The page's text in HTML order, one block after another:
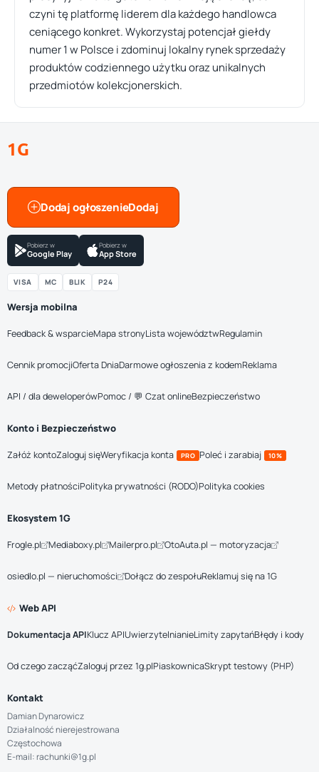
czyni tę platformę liderem dla każdego handlowca
ceniącego konkret. Wykorzystaj potencjał giełdy
numer 1 w Polsce i zdominuj lokalny rynek sprzedaży
produktów codziennego użytku oraz unikalnych
przedmiotów kolekcjonerskich.
1G
Dodaj ogłoszenie
Pobierz w
Google Play
Pobierz w
App Store
VISA MC BLIK P24
Wersja mobilna
Feedback & wsparcieMapa stronyLista województwRegulamin
Cennik promocjiOferta DniaDarmowe ogłoszenia z kodemReklama
API / dla deweloperówPomoc / 💬 Czat onlineBezpieczeństwo
Konto i Bezpieczeństwo
Załóż kontoZaloguj sięWeryfikacja konta PRO Poleć i zarabiaj 10%
Metody płatnościPolityka prywatności (RODO)Polityka cookies
Ekosystem 1G
Frogle.pl Mediaboxy.pl Mailerpro.pl OtoAuta.pl — motoryzacja
osiedlo.pl — nieruchomości Dołącz do zespołuReklamuj się na 1G
Web API
Dokumentacja APIKlucz APIUwierzytelnianieLimity zapytańBłędy i kody
Od czego zacząćZaloguj przez 1g.plPiaskownicaSkrypt testowy (PHP)
Kontakt
Damian Dynarowicz
Działalność nierejestrowana
Częstochowa
E-mail: rachunki@1g.pl